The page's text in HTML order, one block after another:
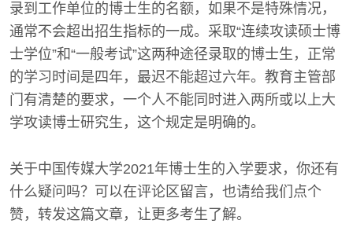
录到工作单位的博士生的名额，如果不是特殊情况，
通常不会超出招生指标的一成。采取“连续攻读硕士博
士学位”和“一般考试”这两种途径录取的博士生，正常
的学习时间是四年，最迟不能超过六年。教育主管部
门有清楚的要求，一个人不能同时进入两所或以上大
学攻读博士研究生，这个规定是明确的。
关于中国传媒大学2021年博士生的入学要求，你还有
什么疑问吗？可以在评论区留言，也请给我们点个
赞，转发这篇文章，让更多考生了解。